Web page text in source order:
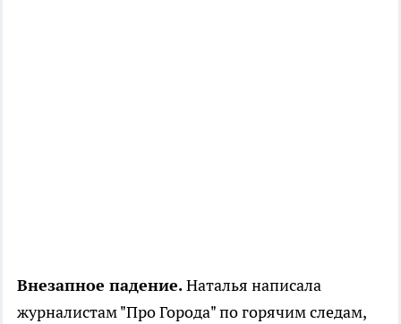
Внезапное падение.Наталья написала
журналистам "Про Города" по горячим следам,